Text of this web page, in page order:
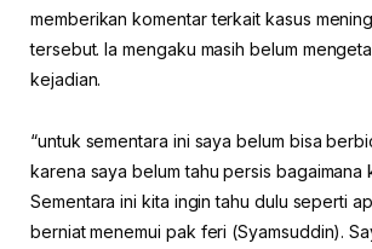
memberikan komentar terkait kasus
tersebut. Ia mengaku masih belum
kejadian.
“untuk sementara ini saya belum bisa
karena saya belum tahu persis bagaimana
Sementara ini kita ingin tahu dulu seperti
berniat menemui pak feri (Syamsuddin).